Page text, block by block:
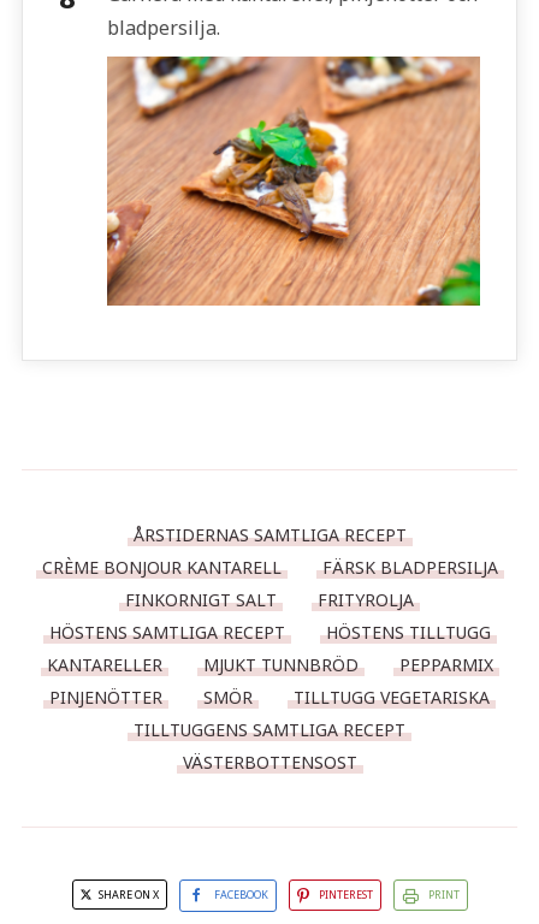
bladpersilja.
ÅRSTIDERNAS SAMTLIGA RECEPT
CRÈME BONJOUR KANTARELL
FÄRSK BLADPERSILJA
FINKORNIGT SALT
FRITYROLJA
HÖSTENS SAMTLIGA RECEPT
HÖSTENS TILLTUGG
KANTARELLER
MJUKT TUNNBRÖD
PEPPARMIX
PINJENÖTTER
SMÖR
TILLTUGG VEGETARISKA
TILLTUGGENS SAMTLIGA RECEPT
VÄSTERBOTTENSOST
SHARE ON X FACEBOOK PINTEREST PRINT